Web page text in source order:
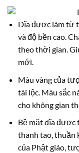
Dĩa được làm từ
và độ bền cao.
theo thời gian.
mới.
Màu vàng của
tài lộc. Màu sắc
cho không gian
Bề mặt dĩa được
thanh tao, thuần
của Phật giáo,